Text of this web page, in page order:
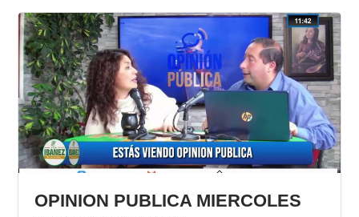
OPINION PUBLICA MIERCOLES